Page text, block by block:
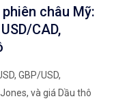
châu Mỹ:
CAD,
GBP/USD,
và giá Dầu thô